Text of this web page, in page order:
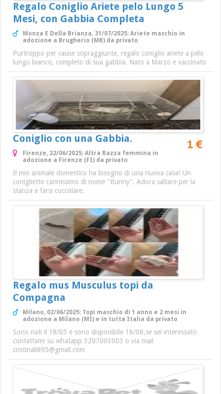
Regalo Coniglio Ariete pelo Lungo 5
Mesi, con Gabbia Completa
Monza E Della Brianza, 31/07/2025: Ariete maschio in
adozione a Brugherio (MB) da privato
Purtroppo per cause sopraggiunte, regalo coniglio ariete a pelo
lungo bianco, completo di sua gabbia. Nato a Marzo e vaccinato
Coniglio con una Gabbia. 1 €
Firenze, 22/06/2025: Altra Razza femmina in
adozione a Firenze (FI) da privato
Il mio animale domestico ha bisogno di una nuova casa! Un
coniglietto carinissimo di nome "Bunny". Adora saltare per la
stanza e farsi coccolare.
Regalo mus Musculus topi da
Compagna
Milano, 02/06/2025: Topi maschio di 1 anno e 2 mesi in
adozione a Milano (MI) e in tutta Italia da privato
Sono nati il 18/05 e sono disponibile 18/06,se sei interessato
contattami su whatapp 3207003003 o via mail
cristinali895@gmail.com